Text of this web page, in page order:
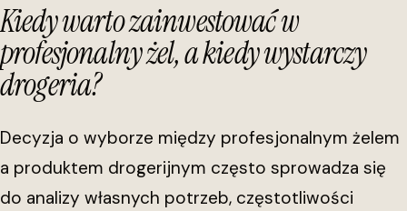
Kiedy warto zainwestować w
profesjonalny żel, a kiedy wystarczy
drogeria?
Decyzja o wyborze między profesjonalnym żelem
a produktem drogerijnym często sprowadza się
do analizy własnych potrzeb, częstotliwości